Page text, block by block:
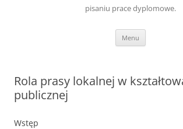
pisaniu prace dyplomowe.
Menu
Rola prasy lokalnej w
publicznej
Wstęp